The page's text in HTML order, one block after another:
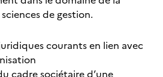
de gestion.
courants en lien avec
cadre sociétaire d’une